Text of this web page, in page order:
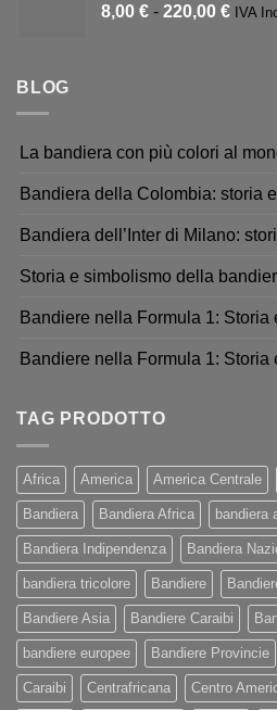
8,00 € - 220,00 € IVA
BLOG
La bandiera con più colori al
Bandiera della Colombia: storia
Bandiera dell’Inter di Milano:
Storia e simbolismo della
Bandiere nella Formula 1: Storia
Bandiere nella Formula 1: Storia
TAG PRODOTTO
Africa America America Centrale
Bandiera Bandiera Africa bandiera
Bandiera Indipendenza Bandiera
bandiera tricolore Bandiere
Bandiere Asia Bandiere Caraibi
bandiere europee Bandiere Provincie
Caraibi Centrafricana Centro